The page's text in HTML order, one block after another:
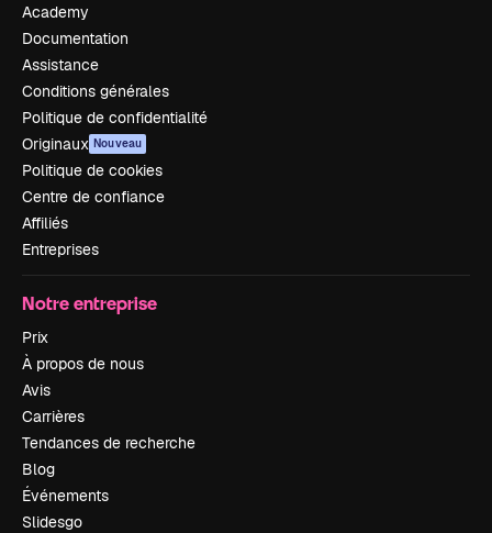
Academy
Documentation
Assistance
Conditions générales
Politique de confidentialité
Originaux Nouveau
Politique de cookies
Centre de confiance
Affiliés
Entreprises
Notre entreprise
Prix
À propos de nous
Avis
Carrières
Tendances de recherche
Blog
Événements
Slidesgo